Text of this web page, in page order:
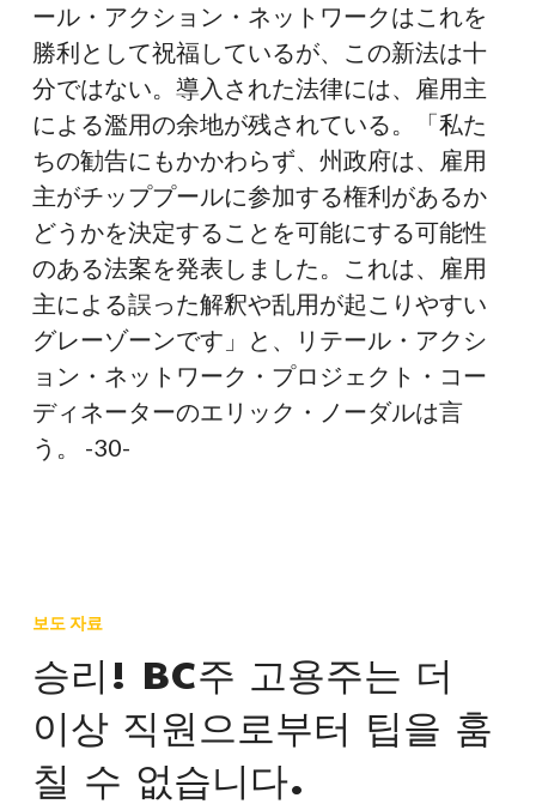
ール・アクション・ネットワークはこれを
勝利として祝福しているが、この新法は十
分ではない。導入された法律には、雇用主
による濫用の余地が残されている。「私た
ちの勧告にもかかわらず、州政府は、雇用
主がチッププールに参加する権利があるか
どうかを決定することを可能にする可能性
のある法案を発表しました。これは、雇用
主による誤った解釈や乱用が起こりやすい
グレーゾーンです」と、リテール・アクシ
ョン・ネットワーク・プロジェクト・コー
ディネーターのエリック・ノーダルは言
う。 -30-
리!
주
고
주
보도 자료
승리! BC주 고용주는 더
이상 직원으로부터 팁을 훔
칠 수 없습니다.